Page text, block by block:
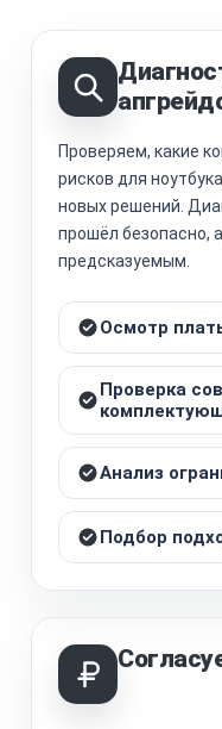
Проверяем, какие
рисков для
новых решений.
прошёл безопасно,
предсказуемым.
Осмотр
Проверка
Анализ
Подбор